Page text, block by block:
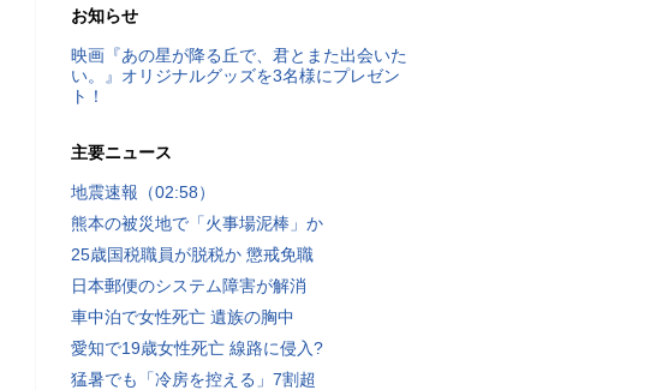
お知らせ
映画『あの星が降る丘で、君とまた出会いた
い。』オリジナルグッズを3名様にプレゼン
ト！
主要ニュース
地震速報（02:58）
熊本の被災地で「火事場泥棒」か
25歳国税職員が脱税か 懲戒免職
日本郵便のシステム障害が解消
車中泊で女性死亡 遺族の胸中
愛知で19歳女性死亡 線路に侵入?
猛暑でも「冷房を控える」7割超